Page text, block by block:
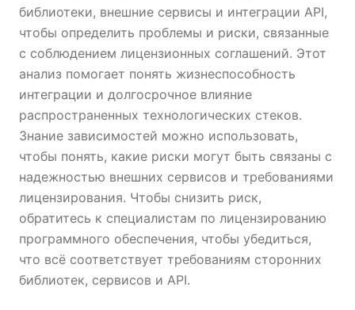
библиотеки, внешние сервисы и интеграции API,
чтобы определить проблемы и риски, связанные
с соблюдением лицензионных соглашений. Этот
анализ помогает понять жизнеспособность
интеграции и долгосрочное влияние
распространенных технологических стеков.
Знание зависимостей можно использовать,
чтобы понять, какие риски могут быть связаны с
надежностью внешних сервисов и требованиями
лицензирования. Чтобы снизить риск,
обратитесь к специалистам по лицензированию
программного обеспечения, чтобы убедиться,
что всё соответствует требованиям сторонних
библиотек, сервисов и API.